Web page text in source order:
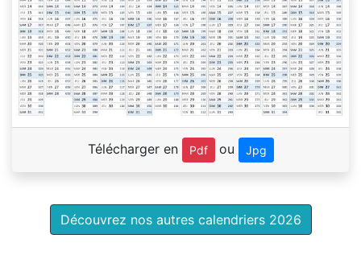
Télécharger en Pdf ou Jpg
Découvrez nos autres calendriers 2026